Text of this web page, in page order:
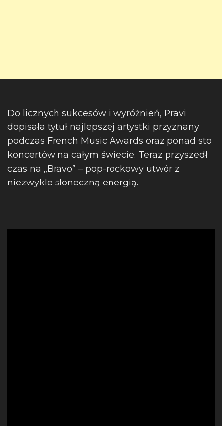
Do licznych sukcesów i wyróżnień, Pravi
dopisała tytuł najlepszej artystki przyznany
podczas French Music Awards oraz ponad sto
koncertów na całym świecie. Teraz przyszedł
czas na „Bravo” – pop-rockowy utwór z
niezwykle słoneczną energią.